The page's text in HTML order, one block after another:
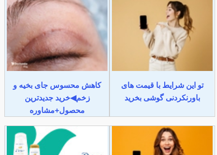
تو این شرایط با قیمت های
باورنکردنی گوشی بخرید
کاهش محسوس جای بخیه و
زخم◀خرید جدیدترین
محصول+مشاوره